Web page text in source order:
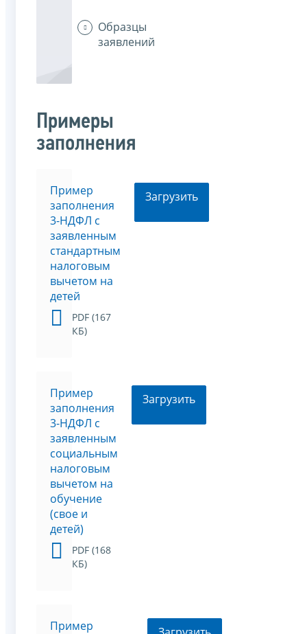
Образцы
заявлений
Примеры
заполнения
Пример
заполнения
3-НДФЛ с
заявленным
стандартным
налоговым
вычетом на
детей
PDF (167
КБ)
Загрузить
Пример
заполнения
3-НДФЛ с
заявленным
социальным
налоговым
вычетом на
обучение
(свое и
детей)
PDF (168
КБ)
Загрузить
Пример